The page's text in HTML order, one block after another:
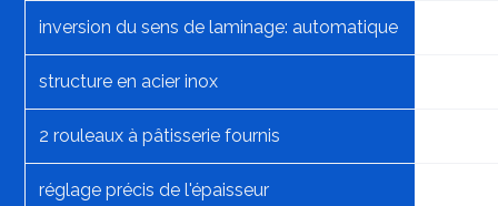
inversion du sens de laminage: automatique
structure en acier inox
2 rouleaux à pâtisserie fournis
réglage précis de l'épaisseur